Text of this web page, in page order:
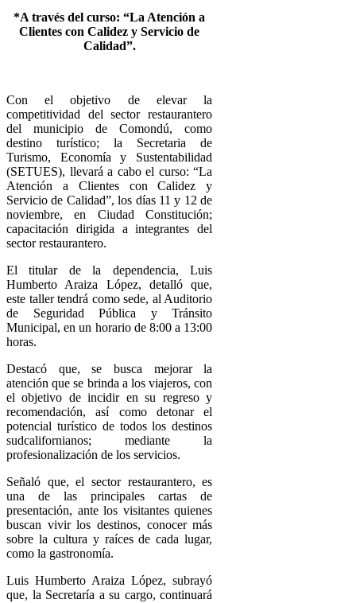
*A través del curso: “La Atención a
Clientes con Calidez y Servicio de
Calidad”.
Con el objetivo de elevar la
competitividad del sector restaurantero
del municipio de Comondú, como
destino turístico; la Secretaria de
Turismo, Economía y Sustentabilidad
(SETUES), llevará a cabo el curso: “La
Atención a Clientes con Calidez y
Servicio de Calidad”, los días 11 y 12 de
noviembre, en Ciudad Constitución;
capacitación dirigida a integrantes del
sector restaurantero.
El titular de la dependencia, Luis
Humberto Araiza López, detalló que,
este taller tendrá como sede, al Auditorio
de Seguridad Pública y Tránsito
Municipal, en un horario de 8:00 a 13:00
horas.
Destacó que, se busca mejorar la
atención que se brinda a los viajeros, con
el objetivo de incidir en su regreso y
recomendación, así como detonar el
potencial turístico de todos los destinos
sudcalifornianos; mediante la
profesionalización de los servicios.
Señaló que, el sector restaurantero, es
una de las principales cartas de
presentación, ante los visitantes quienes
buscan vivir los destinos, conocer más
sobre la cultura y raíces de cada lugar,
como la gastronomía.
Luis Humberto Araiza López, subrayó
que, la Secretaría a su cargo, continuará